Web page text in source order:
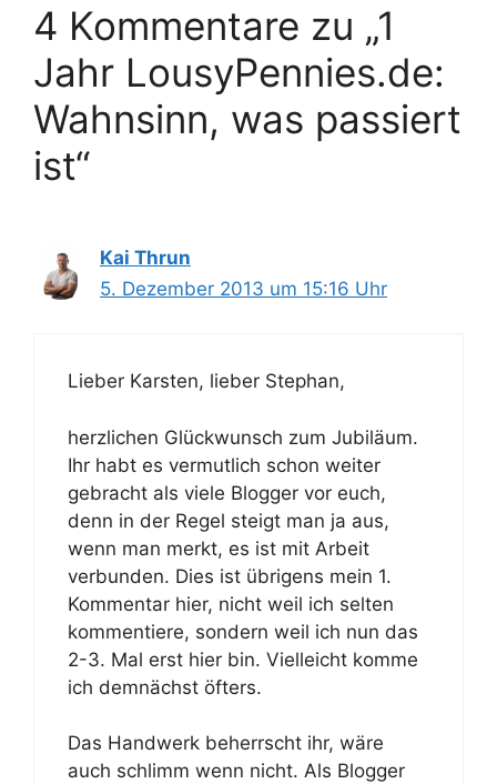
4 Kommentare zu „1
Jahr LousyPennies.de:
Wahnsinn, was passiert
ist“
Kai Thrun
5. Dezember 2013 um 15:16 Uhr
Lieber Karsten, lieber Stephan,
herzlichen Glückwunsch zum Jubiläum.
Ihr habt es vermutlich schon weiter
gebracht als viele Blogger vor euch,
denn in der Regel steigt man ja aus,
wenn man merkt, es ist mit Arbeit
verbunden. Dies ist übrigens mein 1.
Kommentar hier, nicht weil ich selten
kommentiere, sondern weil ich nun das
2-3. Mal erst hier bin. Vielleicht komme
ich demnächst öfters.
Das Handwerk beherrscht ihr, wäre
auch schlimm wenn nicht. Als Blogger